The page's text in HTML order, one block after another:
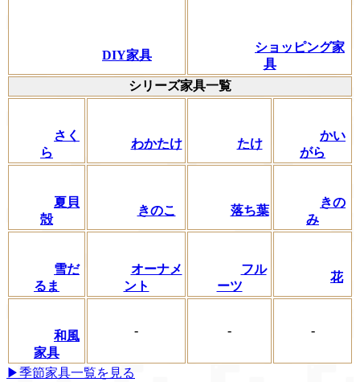
DIY家具
ショッピング家
具
シリーズ家具一覧
さく
ら
わかたけ たけ
かい
がら
夏貝
殻
きのこ 落ち葉
きの
み
雪だ
るま
オーナメ
ント
フル
ーツ
花
和風
家具
- - -
▶季節家具一覧を見る